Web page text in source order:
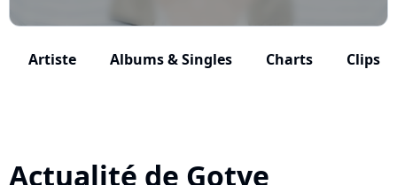
Artiste Albums & Singles Charts Clips
Actualité de Gotye